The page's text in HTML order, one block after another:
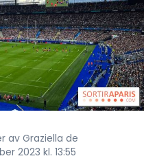
av Graziella de
2023 kl. 13:55